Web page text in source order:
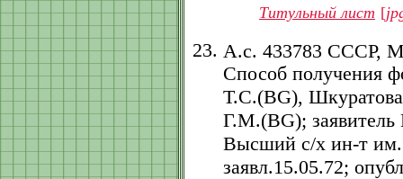
Титульный лист [
А.с. 433783 СССР,
Способ получения
Т.С.(BG),
Г.М.(BG);
Высший с/х ин-т им.
заявл.15.05.72;